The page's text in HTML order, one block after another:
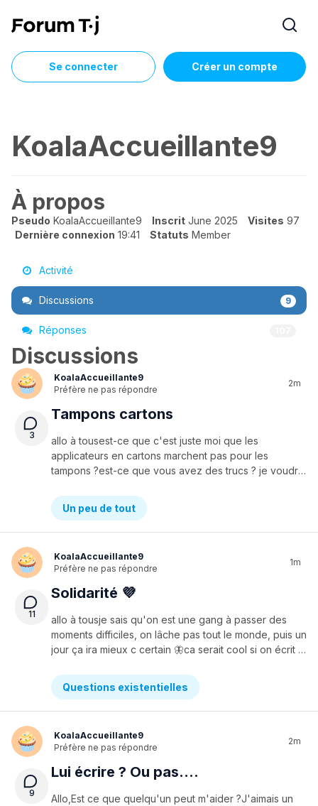
Se connecter Créer un compte
KoalaAccueillante9
À propos
Pseudo KoalaAccueillante9 Inscrit June 2025 Visites 97
Dernière connexion 19:41 Statuts Member
Activité
Discussions 9
Réponses
Discussions
KoalaAccueillante9
Préfère ne pas répondre
2m
Tampons cartons
allo à tousest-ce que c'est juste moi que les
applicateurs en cartons marchent pas pour les
tampons ?est-ce que vous avez des trucs ? je voudrais vrm être plus écologique merci 🦋🦋
3
Un peu de tout
KoalaAccueillante9
Préfère ne pas répondre
1m
Solidarité 💜
allo à tousje sais qu'on est une gang à passer des
moments difficiles, on lâche pas tout le monde, puis un
jour ça ira mieux c certain 🦋ca serait cool si on écrit tous un mot d'un truc qu'on a BIEN FAIT dans la vie avec un COEUR d'une couleur qu'on aime ? 💜💜comme ça on pourrait reconnaître nos forces et se partager du positif tous ensemble aussi :) 🦋
11
Questions existentielles
KoalaAccueillante9
Préfère ne pas répondre
2m
Lui écrire ? Ou pas....
Allo,Est ce que quelqu'un peut m'aider ?J'aimais un
9